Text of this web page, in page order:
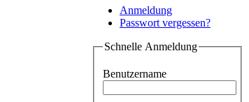
Anmeldung
Passwort vergessen?
Schnelle Anmeldung
Benutzername